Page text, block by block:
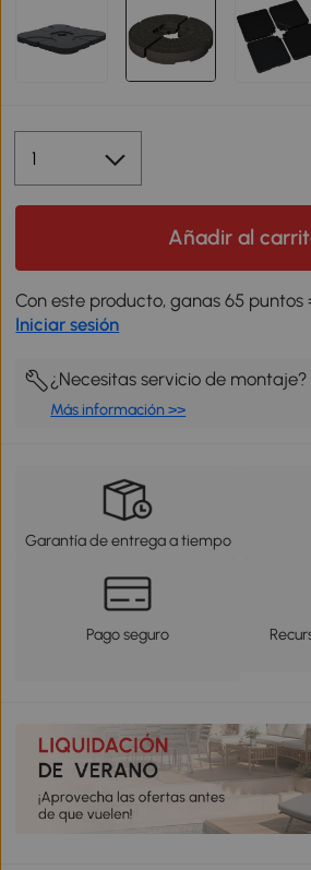
Añadir al
Con este producto, ganas 65 puntos
Iniciar sesión
¿Necesitas servicio de montaje?
Más información >>
Garantía de entrega a tiempo
Pago seguro